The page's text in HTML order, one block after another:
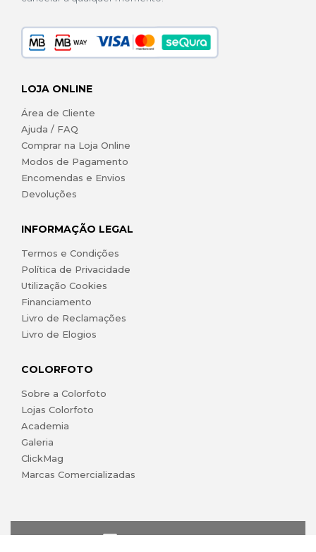
LOJA ONLINE
Área de Cliente
Ajuda / FAQ
Comprar na Loja Online
Modos de Pagamento
Encomendas e Envios
Devoluções
INFORMAÇÃO LEGAL
Termos e Condições
Política de Privacidade
Utilização Cookies
Financiamento
Livro de Reclamações
Livro de Elogios
COLORFOTO
Sobre a Colorfoto
Lojas Colorfoto
Academia
Galeria
ClickMag
Marcas Comercializadas
lojaonline@colorfoto.pt